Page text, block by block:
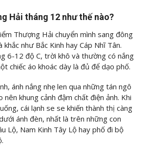
Hải tháng 12 như thế nào?
Thượng Hải chuyển mình sang đông
khắc như Bắc Kinh hay Cáp Nhĩ Tân.
6-12 độ C, trời khô và thường có nắng
chiếc áo khoác dày là đủ để dạo phố.
ánh nắng nhẹ len qua những tán ngô
khung cảnh đậm chất điện ảnh. Khi
cái lạnh se se khiến thành thị càng
ánh đèn, nhất là trên những con
Lộ, Nam Kinh Tây Lộ hay phố đi bộ